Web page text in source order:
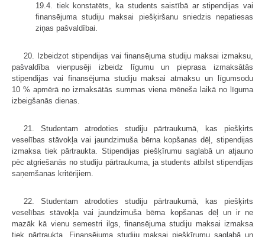
19.4. tiek konstatēts, ka students saistībā ar stipendijas vai
finansējuma studiju maksai piešķiršanu sniedzis nepatiesas
ziņas pašvaldībai.
20. Izbeidzot stipendijas vai finansējuma studiju maksai izmaksu,
pašvaldība vienpusēji izbeidz līgumu un pieprasa izmaksātās
stipendijas vai finansējuma studiju maksai atmaksu un līgumsodu
10 % apmērā no izmaksātās summas viena mēneša laikā no līguma
izbeigšanās dienas.
21. Studentam atrodoties studiju pārtraukumā, kas piešķirts
veselības stāvokļa vai jaundzimuša bērna kopšanas dēļ, stipendijas
izmaksa tiek pārtraukta. Stipendijas piešķīrumu saglabā un atjauno
pēc atgriešanās no studiju pārtraukuma, ja students atbilst stipendijas
saņemšanas kritērijiem.
22. Studentam atrodoties studiju pārtraukumā, kas piešķirts
veselības stāvokļa vai jaundzimuša bērna kopšanas dēļ un ir ne
mazāk kā vienu semestri ilgs, finansējuma studiju maksai izmaksa
tiek pārtraukta. Finansējuma studiju maksai piešķīrumu saglabā un